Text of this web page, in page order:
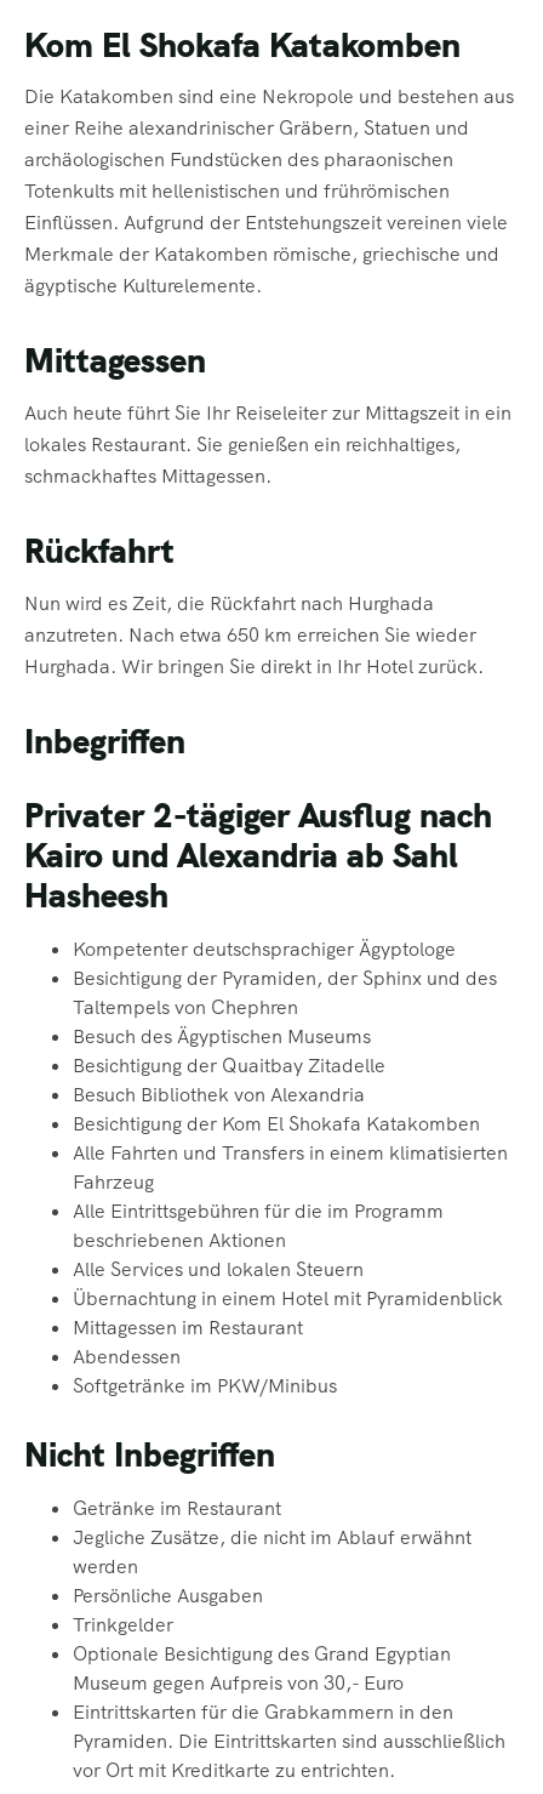
Kom El Shokafa Katakomben
Die Katakomben sind eine Nekropole und bestehen aus
einer Reihe alexandrinischer Gräbern, Statuen und
archäologischen Fundstücken des pharaonischen
Totenkults mit hellenistischen und frührömischen
Einflüssen. Aufgrund der Entstehungszeit vereinen viele
Merkmale der Katakomben römische, griechische und
ägyptische Kulturelemente.
Mittagessen
Auch heute führt Sie Ihr Reiseleiter zur Mittagszeit in ein
lokales Restaurant. Sie genießen ein reichhaltiges,
schmackhaftes Mittagessen.
Rückfahrt
Nun wird es Zeit, die Rückfahrt nach Hurghada
anzutreten. Nach etwa 650 km erreichen Sie wieder
Hurghada. Wir bringen Sie direkt in Ihr Hotel zurück.
Inbegriffen
Privater 2-tägiger Ausflug nach
Kairo und Alexandria ab Sahl
Hasheesh
Kompetenter deutschsprachiger Ägyptologe
Besichtigung der Pyramiden, der Sphinx und des
Taltempels von Chephren
Besuch des Ägyptischen Museums
Besichtigung der Quaitbay Zitadelle
Besuch Bibliothek von Alexandria
Besichtigung der Kom El Shokafa Katakomben
Alle Fahrten und Transfers in einem klimatisierten
Fahrzeug
Alle Eintrittsgebühren für die im Programm
beschriebenen Aktionen
Alle Services und lokalen Steuern
Übernachtung in einem Hotel mit Pyramidenblick
Mittagessen im Restaurant
Abendessen
Softgetränke im PKW/Minibus
Nicht Inbegriffen
Getränke im Restaurant
Jegliche Zusätze, die nicht im Ablauf erwähnt
werden
Persönliche Ausgaben
Trinkgelder
Optionale Besichtigung des Grand Egyptian
Museum gegen Aufpreis von 30,- Euro
Eintrittskarten für die Grabkammern in den
Pyramiden. Die Eintrittskarten sind ausschließlich
vor Ort mit Kreditkarte zu entrichten.